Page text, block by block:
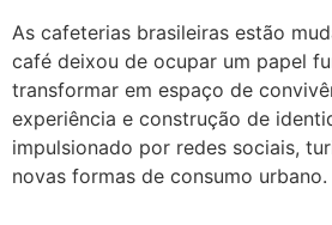
As cafeterias brasileiras estão
café deixou de ocupar um papel
transformar em espaço de
experiência e construção de
impulsionado por redes sociais,
novas formas de consumo urbano.